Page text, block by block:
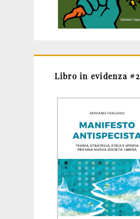
Libro in evidenza #2